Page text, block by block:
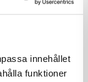
innehållet
funktioner